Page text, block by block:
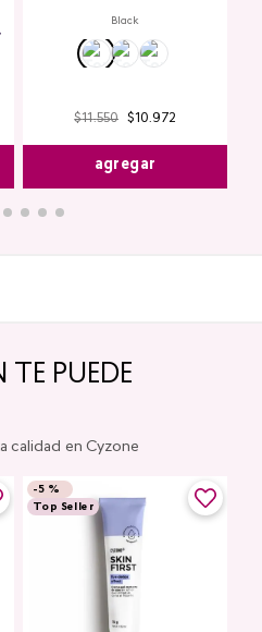
Black
$11.550 $ 10.972
agregar
TE PUEDE
calidad en Cyzone
-5 %
Top Seller